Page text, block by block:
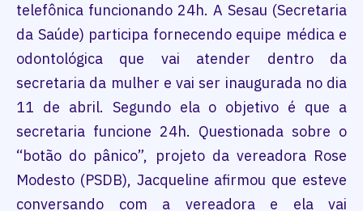
telefônica funcionando 24h. A Sesau (Secretaria
da Saúde) participa fornecendo equipe médica e
odontológica que vai atender dentro da
secretaria da mulher e vai ser inaugurada no dia
11 de abril. Segundo ela o objetivo é que a
secretaria funcione 24h. Questionada sobre o
“botão do pânico”, projeto da vereadora Rose
Modesto (PSDB), Jacqueline afirmou que esteve
conversando com a vereadora e ela vai